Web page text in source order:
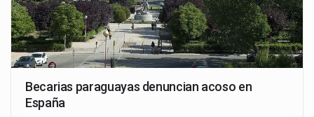
Becarias paraguayas denuncian acoso en
España